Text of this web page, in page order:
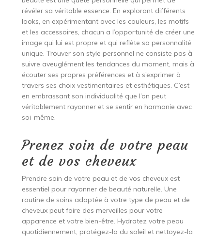
révéler sa véritable essence. En explorant différents
looks, en expérimentant avec les couleurs, les motifs
et les accessoires, chacun a l’opportunité de créer une
image qui lui est propre et qui reflète sa personnalité
unique. Trouver son style personnel ne consiste pas à
suivre aveuglément les tendances du moment, mais à
écouter ses propres préférences et à s’exprimer à
travers ses choix vestimentaires et esthétiques. C’est
en embrassant son individualité que l’on peut
véritablement rayonner et se sentir en harmonie avec
soi-même.
Prenez soin de votre peau
et de vos cheveux
Prendre soin de votre peau et de vos cheveux est
essentiel pour rayonner de beauté naturelle. Une
routine de soins adaptée à votre type de peau et de
cheveux peut faire des merveilles pour votre
apparence et votre bien-être. Hydratez votre peau
quotidiennement, protégez-la du soleil et nettoyez-la